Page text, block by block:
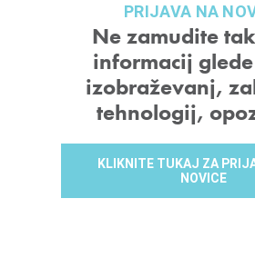
PRIJAVA NA
Ne zamudite
informacij
izobraževanj,
tehnologij,
KLIKNITE TUKAJ ZA
NOVICE